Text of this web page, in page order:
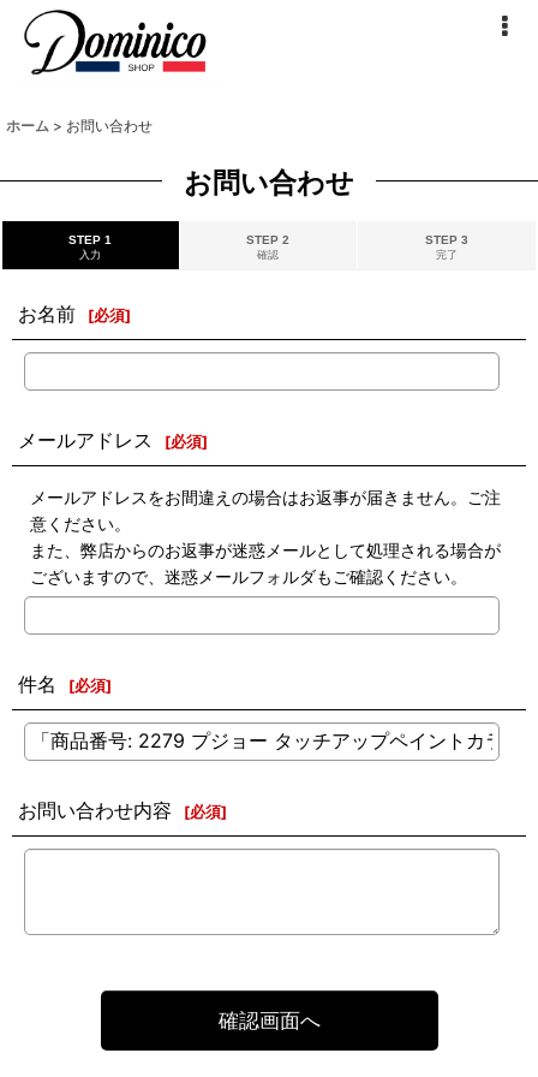
ホーム > お問い合わせ
お問い合わせ
STEP 1
入力
STEP 2
確認
STEP 3
完了
お名前 [必須]
メールアドレス [必須]
メールアドレスをお間違えの場合はお返事が届きません。ご注
意ください。
また、弊店からのお返事が迷惑メールとして処理される場合が
ございますので、迷惑メールフォルダもご確認ください。
件名 [必須]
お問い合わせ内容 [必須]
確認画面へ